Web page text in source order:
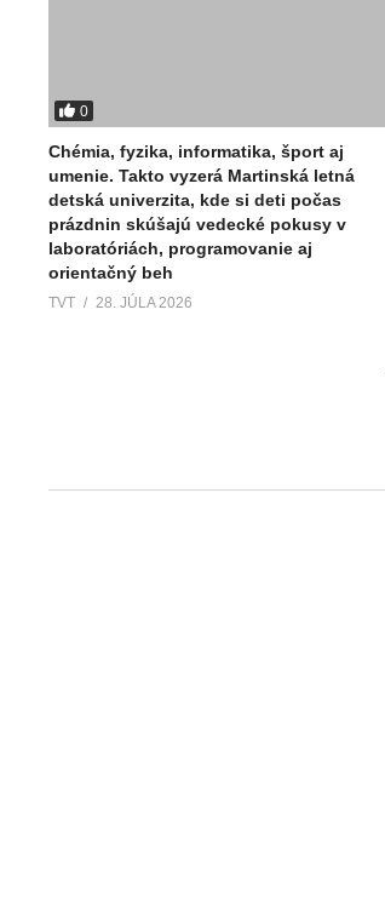
0
Chémia, fyzika, informatika, šport aj
umenie. Takto vyzerá Martinská letná
detská univerzita, kde si deti počas
prázdnin skúšajú vedecké pokusy v
laboratóriách, programovanie aj
orientačný beh
TVT 28. JÚLA 2026